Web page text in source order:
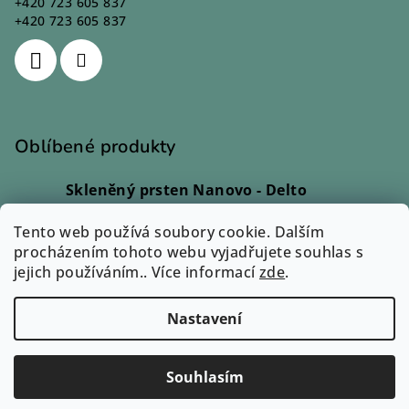
Tento web používá soubory cookie. Dalším
procházením tohoto webu vyjadřujete souhlas s
jejich používáním.. Více informacízde.
Nastavení
Souhlasím
+420 723 605 837
Oblíbené produkty
Skleněný prsten Nanovo - Delto
Skleněný prsten - Lio
Hodnocení produktu je 5 z 5 hvězdiček.
| Monika Svobodová
Přívěsek Sázavín - Cara
Hodnocení produktu je 3 z 5 hvězdiček.
Eva Petrová
Copyright 2026Zuzum.cz. Všechna práva vyhrazena.
Vytvořil Shoptet